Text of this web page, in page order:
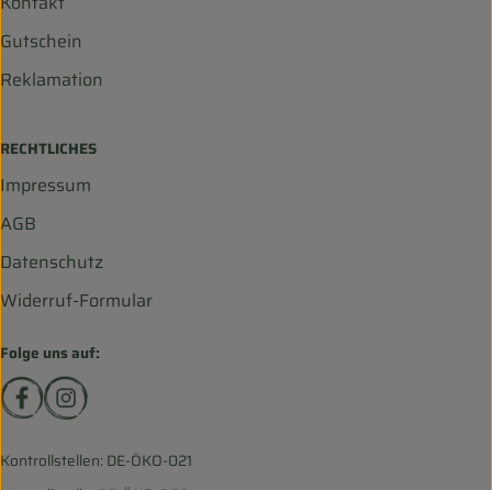
Gutschein
Reklamation
RECHTLICHES
Impressum
AGB
Datenschutz
Widerruf-Formular
Folge uns auf:
Externer Link zu https://www.facebook.com/
Externer Link zu https://www.instagram.com/
Kontrollstellen: DE-ÖKO-021